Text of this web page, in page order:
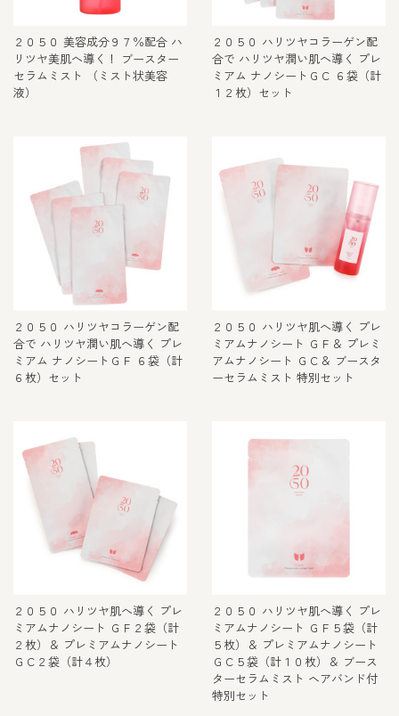
２０５０ 美容成分９７％配合 ハ
リツヤ美肌へ導く！ ブースター
セラムミスト （ミスト状美容
液）
２０５０ ハリツヤコラーゲン配
合で ハリツヤ潤い肌へ導く プレ
ミアム ナノシートＧＣ ６袋（計
１２枚）セット
２０５０ ハリツヤコラーゲン配
合で ハリツヤ潤い肌へ導く プレ
ミアム ナノシートＧＦ ６袋（計
６枚）セット
２０５０ ハリツヤ肌へ導く プレ
ミアムナノシート ＧＦ＆ プレミ
アムナノシート ＧＣ＆ ブースタ
ーセラムミスト 特別セット
２０５０ ハリツヤ肌へ導く プレ
ミアムナノシート ＧＦ２袋（計
２枚）＆ プレミアムナノシート
ＧＣ２袋（計４枚）
２０５０ ハリツヤ肌へ導く プレ
ミアムナノシート ＧＦ５袋（計
５枚）＆ プレミアムナノシート
ＧＣ５袋（計１０枚）＆ ブース
ターセラムミスト ヘアバンド付
特別セット